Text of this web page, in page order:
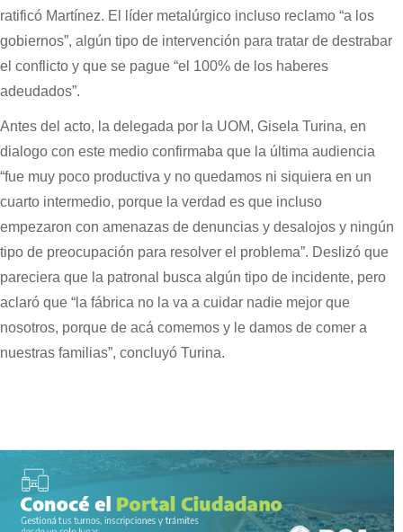
ratificó Martínez. El líder metalúrgico incluso reclamo “a los
gobiernos”, algún tipo de intervención para tratar de destrabar
el conflicto y que se pague “el 100% de los haberes
adeudados”.
Antes del acto, la delegada por la UOM, Gisela Turina, en
dialogo con este medio confirmaba que la última audiencia
“fue muy poco productiva y no quedamos ni siquiera en un
cuarto intermedio, porque la verdad es que incluso
empezaron con amenazas de denuncias y desalojos y ningún
tipo de preocupación para resolver el problema”. Deslizó que
pareciera que la patronal busca algún tipo de incidente, pero
aclaró que “la fábrica no la va a cuidar nadie mejor que
nosotros, porque de acá comemos y le damos de comer a
nuestras familias”, concluyó Turina.